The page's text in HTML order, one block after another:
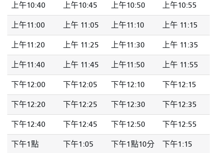
上午10:40 上午10:45 上午10:50 上午10:55
上午11:00 上午 11:05 上午11:10 上午 11:15
上午11:20 上午 11:25 上午11:30 上午 11:35
上午11:40 上午 11:45 上午11:50 上午 11:55
下午12:00 下午12:05 下午12:10 下午12:15
下午12:20 下午12:25 下午12:30 下午12:35
下午12:40 下午12:45 下午12:50 下午12:55
下午1點 下午1:05 下午1點10分 下午1:15